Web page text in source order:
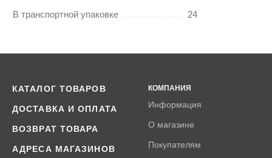
В транспортной упаковке
24
КАТАЛОГ ТОВАРОВ
ДОСТАВКА И ОПЛАТА
ВОЗВРАТ ТОВАРА
АДРЕСА МАГАЗИНОВ
КОМПАНИЯ
Информация
О магазине
Покупателям